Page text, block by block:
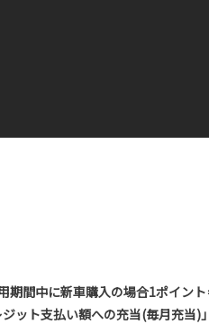
期間中に新車購入の場合1ポイン
ト支払い額への充当(毎月充当)